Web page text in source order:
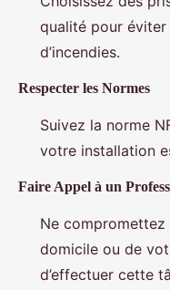
qualité pour
d’incendies.
Respecter les Normes
Suivez la norme
votre installation
Faire Appel à un
Ne
domicile ou de
d’effectuer cette